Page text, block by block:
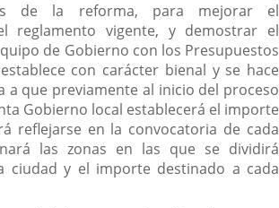
de la reforma, para mejorar el
reglamento vigente, y demostrar el
de Gobierno con los Presupuestos
con carácter bienal y se hace
a que previamente al inicio del proceso
Gobierno local establecerá el importe
reflejarse en la convocatoria de cada
las zonas en las que se dividirá
ciudad y el importe destinado a cada